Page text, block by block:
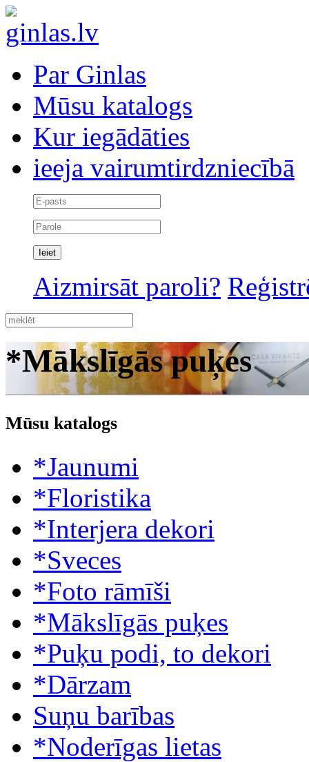
Par Ginlas
Mūsu katalogs
Kur iegādāties
ieeja vairumtirdzniecībā
Aizmirsāt paroli?
*Mākslīgās puķes
Mūsu katalogs
*Jaunumi
*Floristika
*Interjera dekori
*Sveces
*Foto rāmīši
*Mākslīgās puķes
*Puķu podi, to dekori
*Dārzam
Suņu barības
*Noderīgas lietas